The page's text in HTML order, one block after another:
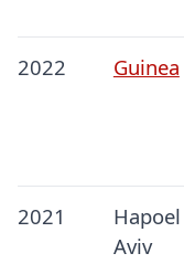
2022 Guinea
2021
Hapoel
Aviv